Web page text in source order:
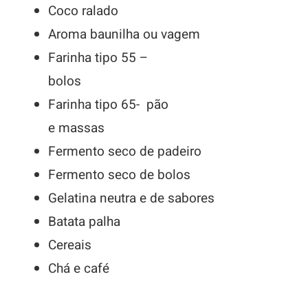
Coco ralado
Aroma baunilha ou vagem
Farinha tipo 55 –
bolos
Farinha tipo 65- pão
e massas
Fermento seco de padeiro
Fermento seco de bolos
Gelatina neutra e de sabores
Batata palha
Cereais
Chá e café